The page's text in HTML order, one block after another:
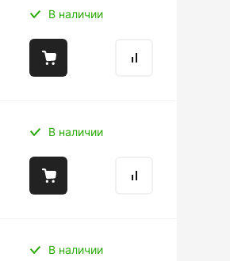
В наличии
В наличии
В наличии